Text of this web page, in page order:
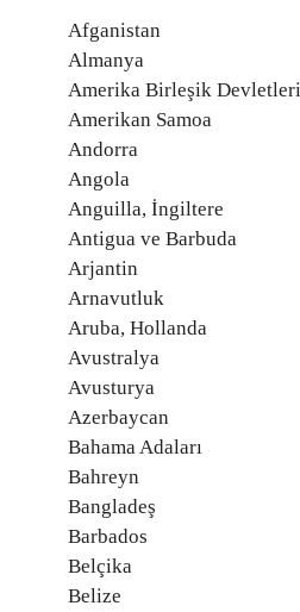
Afganistan
Almanya
Amerika Birleşik Devletleri
Amerikan Samoa
Andorra
Angola
Anguilla, İngiltere
Antigua ve Barbuda
Arjantin
Arnavutluk
Aruba, Hollanda
Avustralya
Avusturya
Azerbaycan
Bahama Adaları
Bahreyn
Bangladeş
Barbados
Belçika
Belize